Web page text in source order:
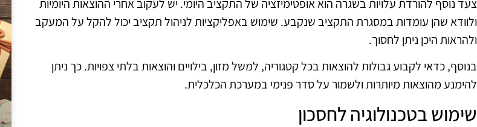
צעד נוסף להורדת עלויות בשגרה הוא אופטימיזציה של התקציב היומי. יש לעקוב אחרי ההוצאות היומיות
ולוודא שהן עומדות במסגרת התקציב שנקבע. שימוש באפליקציות לניהול תקציב יכול להקל על המעקב
ולהראות היכן ניתן לחסוך.
בנוסף, כדאי לקבוע גבולות להוצאות בכל קטגוריה, למשל מזון, בילויים והוצאות בלתי צפויות. כך ניתן
להימנע מהוצאות מיותרות ולשמור על סדר פנימי במערכת הכלכלית.
שימוש בטכנולוגיה לחסכון